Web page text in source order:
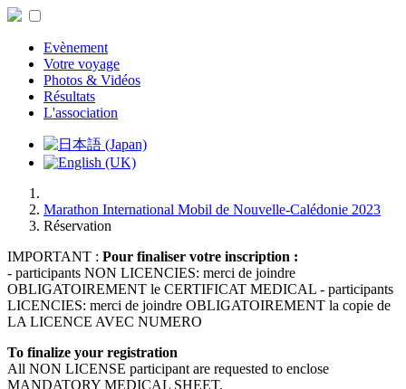
Evènement
Votre voyage
Photos & Vidéos
Résultats
L'association
Marathon International Mobil de Nouvelle-Calédonie 2023
Réservation
IMPORTANT : Pour finaliser votre inscription :
- participants NON LICENCIES: merci de joindre
OBLIGATOIREMENT le CERTIFICAT MEDICAL - participants
LICENCIES: merci de joindre OBLIGATOIREMENT la copie de
LA LICENCE AVEC NUMERO
To finalize your registration
All NON LICENSE participant are requested to enclose
MANDATORY MEDICAL SHEET.